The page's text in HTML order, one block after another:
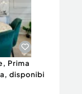
Prima
disponibi